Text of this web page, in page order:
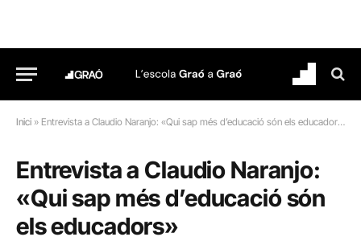
Inici » Entrevista a Claudio Naranjo: «Qui sap més d’educació són els educadors»
Entrevista a Claudio Naranjo:
«Qui sap més d’educació són
els educadors»